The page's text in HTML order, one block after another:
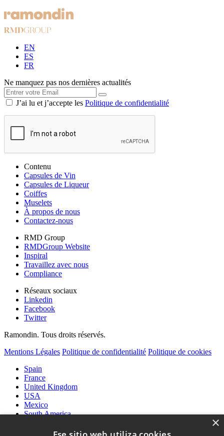
EN
ES
FR
Ne manquez pas nos dernières actualités
J’ai lu et j’accepte les Politique de confidentialité
Contenu
Capsules de Vin
Capsules de Liqueur
Coiffes
Muselets
À propos de nous
Contactez-nous
RMD Group
RMDGroup Website
Inspiral
Travaillez avec nous
Compliance
Réseaux sociaux
Linkedin
Facebook
Twitter
Ramondin. Tous droits réservés.
Mentions Légales Politique de confidentialité Politique de cookies
Spain
France
United Kingdom
USA
Mexico
South America
×